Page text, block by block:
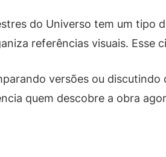
do Universo tem um tipo
referências visuais. Esse
versões ou
quem descobre a obra